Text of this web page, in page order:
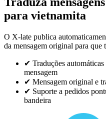
para vietnamita
O X-late publica
da mensagem original para que
✔ Traduções
mensagem
✔ Mensagem original e
✔ Suporte a pedidos
bandeira